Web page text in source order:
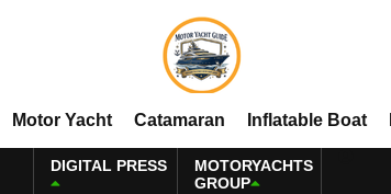
Motor Yacht Catamaran Inflatable Boat
DIGITAL PRESS
MOTORYACHTS
GROUP